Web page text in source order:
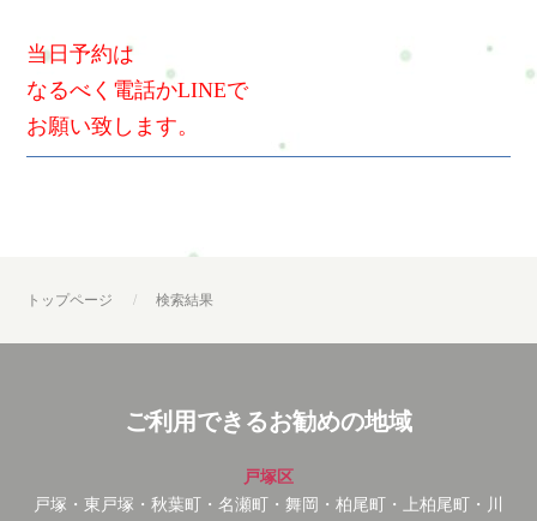
当日予約は
なるべく電話かLINEで
お願い致します。
トップページ 検索結果
ご利用できるお勧めの地域
戸塚区
戸塚・東戸塚・秋葉町・名瀬町・舞岡・柏尾町・上柏尾町・川